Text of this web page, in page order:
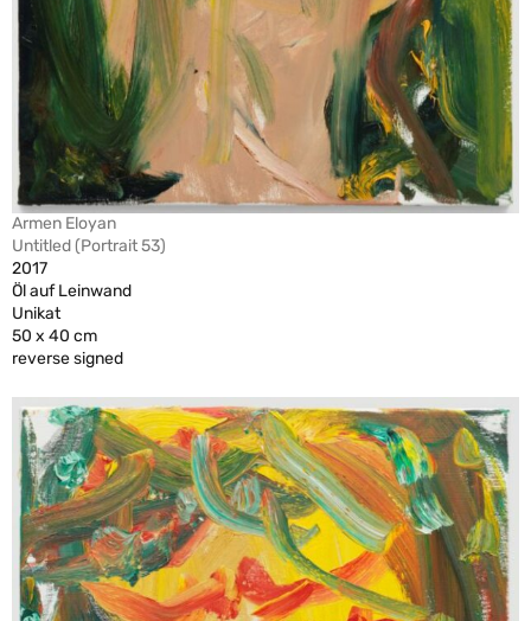
Armen Eloyan
Untitled (Portrait 53)
2017
Öl auf Leinwand
Unikat
50 x 40 cm
reverse signed